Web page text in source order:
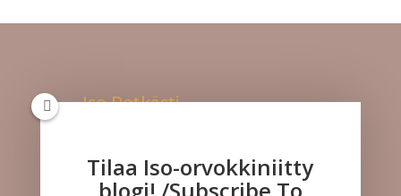
Iso Potkästi
Tilaa Iso-orvokkiniitty